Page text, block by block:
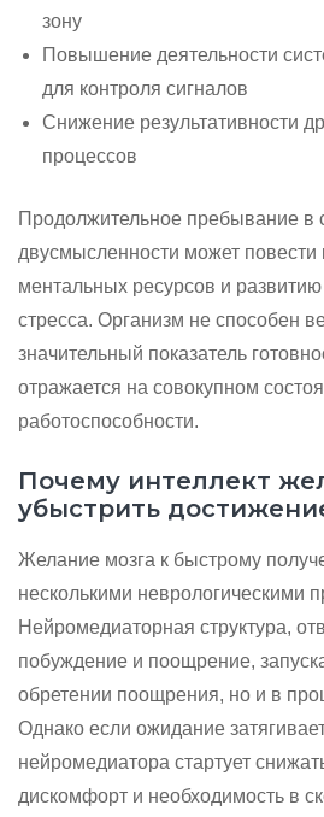
зону
Повышение деятельности
для контроля сигналов
Снижение результативности
процессов
Продолжительное пребывание в
двусмысленности может
ментальных ресурсов и развитию
стресса. Организм не способен
значительный показатель
отражается на совокупном
работоспособности.
Почему интеллект
убыстрить
Желание мозга к быстрому
несколькими неврологическими
Нейромедиаторная структура,
побуждение и поощрение,
обретении поощрения, но и в
Однако если ожидание
нейромедиатора стартует
дискомфорт и необходимость в